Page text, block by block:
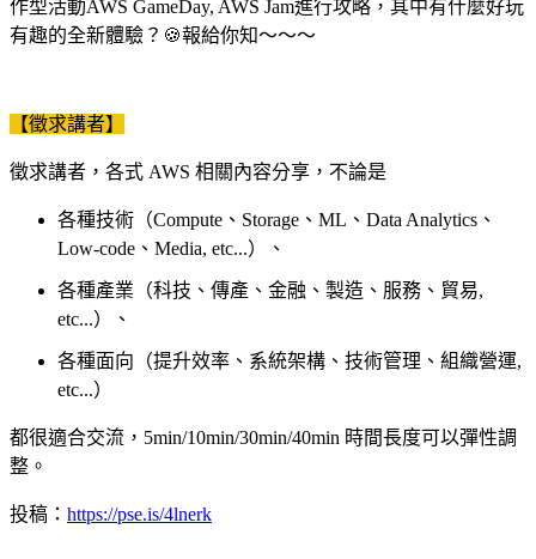
作型活動AWS GameDay, AWS Jam進行攻略，其中有什麼好玩
有趣的全新體驗？🍪報給你知～～～
【徵求講者】
徵求講者，各式 AWS 相關內容分享，不論是
各種技術（Compute、Storage、ML、Data Analytics、
Low-code、Media, etc...）、
各種產業（科技、傳產、金融、製造、服務、貿易,
etc...）、
各種面向（提升效率、系統架構、技術管理、組織營運,
etc...）
都很適合交流，5min/10min/30min/40min 時間長度可以彈性調
整。
投稿： https://pse.is/4lnerk